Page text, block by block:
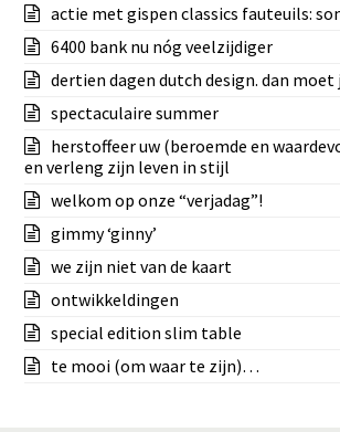
actie met gispen classics fauteuils:
6400 bank nu nóg veelzijdiger
dertien dagen dutch design. dan moet
spectaculaire summer
herstoffeer uw (beroemde en
en verleng zijn leven in stijl
welkom op onze “verjadag”!
gimmy ‘ginny’
we zijn niet van de kaart
ontwikkeldingen
special edition slim table
te mooi (om waar te zijn)…